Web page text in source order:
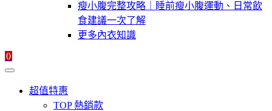
瘦小腹完整攻略｜睡前瘦小腹運動、日常飲
食建議一次了解
更多內衣知識
0
超值特惠
TOP 熱銷款